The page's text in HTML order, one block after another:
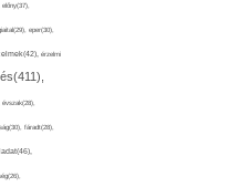
előny(37),
eper(30),
érzelmi
évszak(28),
fáradt(28),